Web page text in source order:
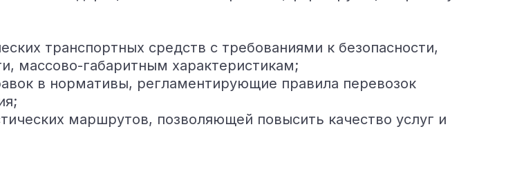
транспортных средств с требованиями к безопасности,
массово-габаритным характеристикам;
в нормативы, регламентирующие правила перевозок
маршрутов, позволяющей повысить качество услуг и